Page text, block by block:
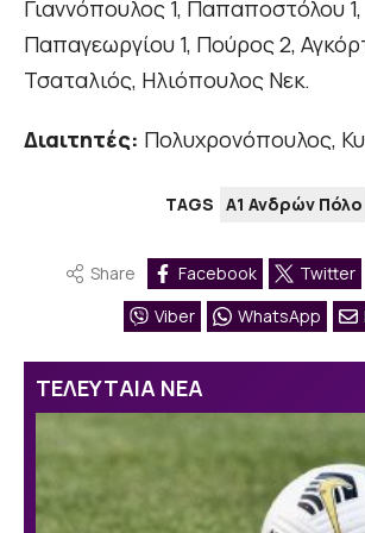
Γιαννόπουλος 1, Παπαποστόλου 1,
Παπαγεωργίου 1, Πούρος 2,
Τσαταλιός, Ηλιόπουλος Νεκ.
Διαιτητές: Πολυχρονόπουλος,
TAGS Α1 Ανδρών Πόλο
Share Facebook Twitter
Viber
WhatsApp
ΤΕΛΕΥΤΑΙΑ ΝΕΑ